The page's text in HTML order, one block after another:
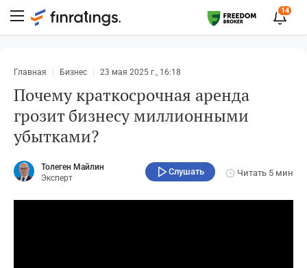
14
Главная Бизнес 23 мая 2025 г., 16:18
Почему краткосрочная аренда
грозит бизнесу миллионными
убытками?
Толеген Майлин
Эксперт
Слушать Читать 5 мин